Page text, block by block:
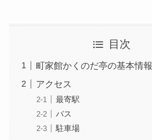
目次
町家館かくのだ亭の基本情報
アクセス
最寄駅
バス
駐車場